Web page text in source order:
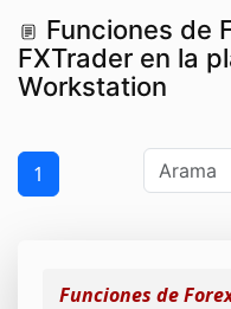
Funciones de
FXTrader en la
Workstation
1
Funciones de